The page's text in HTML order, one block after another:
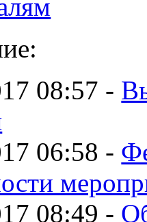
08:57 -
06:58 -
08:49 -